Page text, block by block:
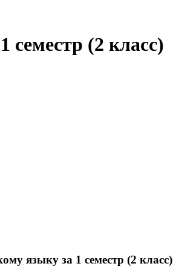
семестр (2 класс)
языку за 1 семестр (2 класс)